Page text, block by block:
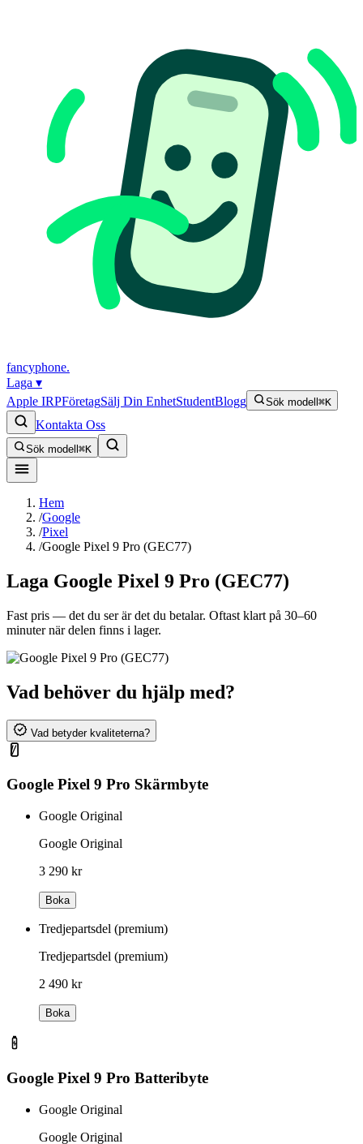
fancyphone.
Laga ▾
Apple IRPFöretagSälj Din EnhetStudentBlogg Sök modell ⌘K
Kontakta Oss
Sök modell ⌘K
Hem
/Google
/Pixel
/Google Pixel 9 Pro (GEC77)
Laga Google Pixel 9 Pro (GEC77)
Fast pris — det du ser är det du betalar. Oftast klart på 30–60
minuter när delen finns i lager.
Vad behöver du hjälp med?
Vad betyder kvaliteterna?
Google Pixel 9 Pro Skärmbyte
Google Original
Google Original
3 290 kr
Boka
Tredjepartsdel (premium)
Tredjepartsdel (premium)
2 490 kr
Boka
Google Pixel 9 Pro Batteribyte
Google Original
Google Original